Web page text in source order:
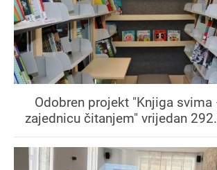
Odobren projekt "Knjiga
zajednicu čitanjem" vrijedan